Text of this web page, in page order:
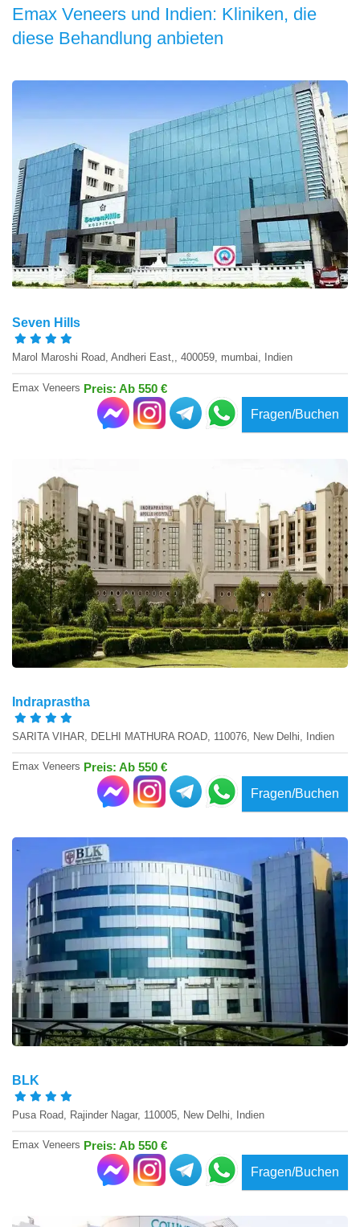
Emax Veneers und Indien: Kliniken, die
diese Behandlung anbieten
Seven Hills
Marol Maroshi Road, Andheri East,, 400059, mumbai, Indien
Emax Veneers Preis: Ab 550 €
Fragen/Buchen
Indraprastha
SARITA VIHAR, DELHI MATHURA ROAD, 110076, New Delhi, Indien
Emax Veneers Preis: Ab 550 €
Fragen/Buchen
BLK
Pusa Road, Rajinder Nagar, 110005, New Delhi, Indien
Emax Veneers Preis: Ab 550 €
Fragen/Buchen